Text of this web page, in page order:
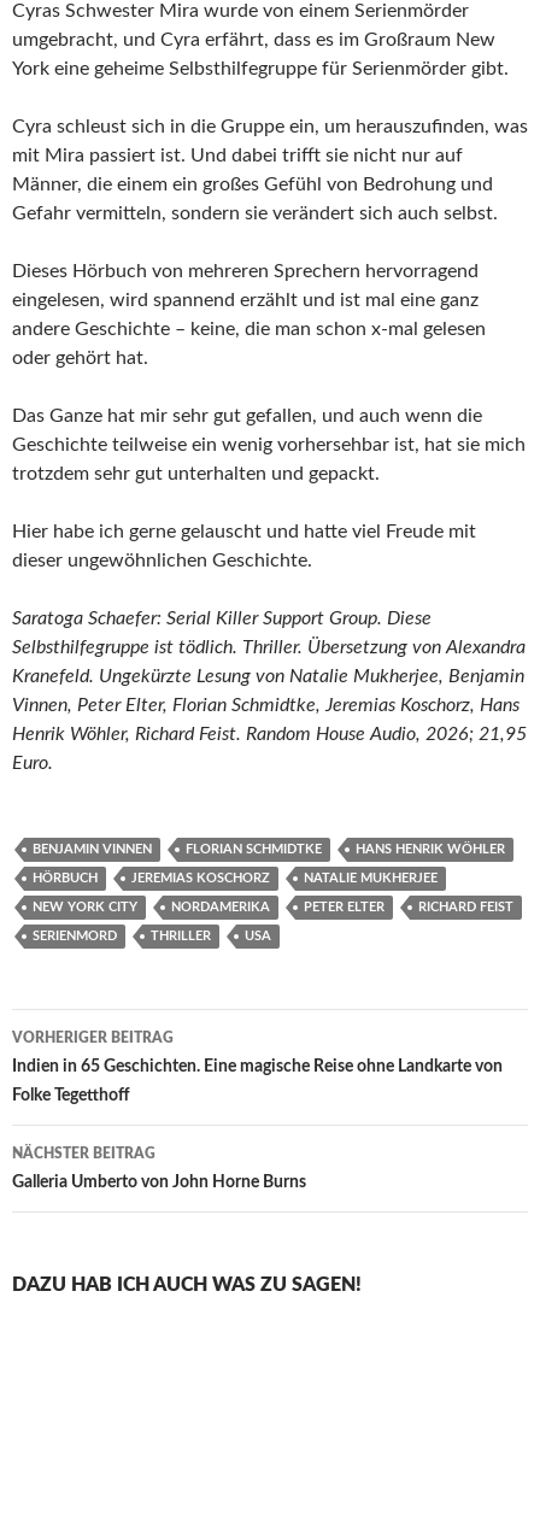
Cyras Schwester Mira wurde von einem Serienmörder
umgebracht, und Cyra erfährt, dass es im Großraum New
York eine geheime Selbsthilfegruppe für Serienmörder gibt.
Cyra schleust sich in die Gruppe ein, um herauszufinden, was
mit Mira passiert ist. Und dabei trifft sie nicht nur auf
Männer, die einem ein großes Gefühl von Bedrohung und
Gefahr vermitteln, sondern sie verändert sich auch selbst.
Dieses Hörbuch von mehreren Sprechern hervorragend
eingelesen, wird spannend erzählt und ist mal eine ganz
andere Geschichte – keine, die man schon x-mal gelesen
oder gehört hat.
Das Ganze hat mir sehr gut gefallen, und auch wenn die
Geschichte teilweise ein wenig vorhersehbar ist, hat sie mich
trotzdem sehr gut unterhalten und gepackt.
Hier habe ich gerne gelauscht und hatte viel Freude mit
dieser ungewöhnlichen Geschichte.
Saratoga Schaefer: Serial Killer Support Group. Diese
Selbsthilfegruppe ist tödlich. Thriller. Übersetzung von Alexandra
Kranefeld. Ungekürzte Lesung von Natalie Mukherjee, Benjamin
Vinnen, Peter Elter, Florian Schmidtke, Jeremias Koschorz, Hans
Henrik Wöhler, Richard Feist. Random House Audio, 2026; 21,95
Euro.
BENJAMIN VINNEN FLORIAN SCHMIDTKE HANS HENRIK WÖHLER
HÖRBUCH JEREMIAS KOSCHORZ NATALIE MUKHERJEE
NEW YORK CITY NORDAMERIKA PETER ELTER RICHARD FEIST
SERIENMORD THRILLER USA
Beitragsnavigation
VORHERIGER BEITRAG
Indien in 65 Geschichten. Eine magische Reise ohne Landkarte von
Folke Tegetthoff
NÄCHSTER BEITRAG
Galleria Umberto von John Horne Burns
DAZU HAB ICH AUCH WAS ZU SAGEN!